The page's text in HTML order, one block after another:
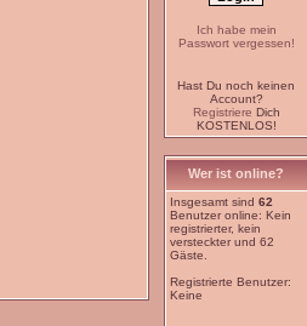
Ich habe mein
Passwort vergessen!
Hast Du noch keinen
Account?
Registriere Dich
KOSTENLOS!
Wer ist online?
Insgesamt sind 62
Benutzer online: Kein
registrierter, kein
versteckter und 62
Gäste.
Registrierte Benutzer:
Keine